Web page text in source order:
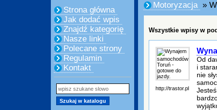
Strona główna
Jak dodać wpis
Znajdź kategorię
Nasze linki
Polecane strony
Regulamin
Kontakt
Motoryzacja »
Wszystkie wpisy w
http://trastor.pl
Od
i
nie